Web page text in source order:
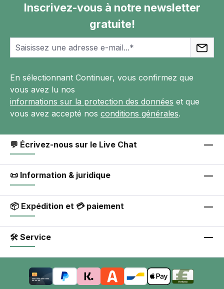
Inscrivez-vous à notre newsletter
gratuite!
En sélectionnant Continuer, vous confirmez que
vous avez lu nos
informations sur la protection des données et que
vous avez accepté nos conditions générales.
💬 Écrivez-nous sur le Live Chat
📜 Information & juridique
📦 Expédition et 💳 paiement
🛠 Service